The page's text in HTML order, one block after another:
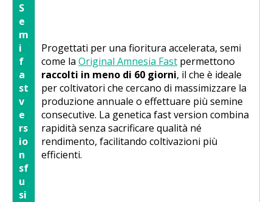
S
e
m
i
f
a
st
v
e
rs
io
n
sf
u
si
Progettati per una fioritura accelerata, semi
come la Original Amnesia Fast permettono
raccolti in meno di 60 giorni, il che è ideale
per coltivatori che cercano di massimizzare la
produzione annuale o effettuare più semine
consecutive. La genetica fast version combina
rapidità senza sacrificare qualità né
rendimento, facilitando coltivazioni più
efficienti.